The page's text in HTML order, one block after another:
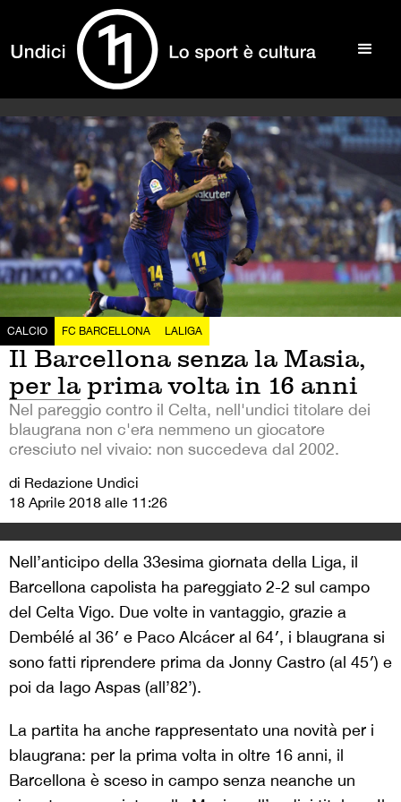
CALCIO FC BARCELLONA LALIGA
Il Barcellona senza la Masia,
per la prima volta in 16 anni
Nel pareggio contro il Celta, nell'undici titolare dei
blaugrana non c'era nemmeno un giocatore
cresciuto nel vivaio: non succedeva dal 2002.
di Redazione Undici
18 Aprile 2018 alle 11:26
Nell’anticipo della 33esima giornata della Liga, il
Barcellona capolista ha pareggiato 2-2 sul campo
del Celta Vigo. Due volte in vantaggio, grazie a
Dembélé al 36′ e Paco Alcácer al 64′, i blaugrana si
sono fatti riprendere prima da Jonny Castro (al 45′) e
poi da Iago Aspas (all’82’).
La partita ha anche rappresentato una novità per i
blaugrana: per la prima volta in oltre 16 anni, il
Barcellona è sceso in campo senza neanche un